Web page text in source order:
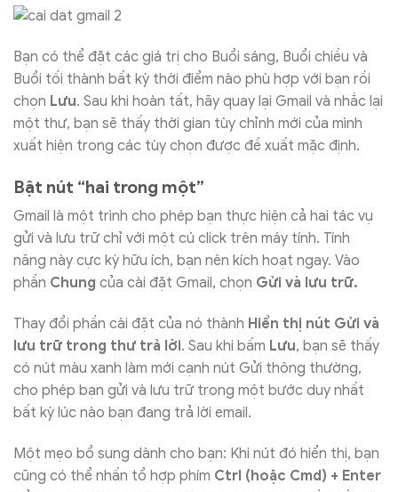
Bạn có thể đặt các giá trị cho Buổi sáng, Buổi chiều và
Buổi tối thành bất kỳ thời điểm nào phù hợp với bạn rồi
chọn Lưu. Sau khi hoàn tất, hãy quay lại Gmail và nhắc lại
một thư, bạn sẽ thấy thời gian tùy chỉnh mới của mình
xuất hiện trong các tùy chọn được đề xuất mặc định.
Bật nút “hai trong một”
Gmail là một trình cho phép bạn thực hiện cả hai tác vụ
gửi và lưu trữ chỉ với một cú click trên máy tính. Tính
năng này cực kỳ hữu ích, bạn nên kích hoạt ngay. Vào
phần Chung của cài đặt Gmail, chọn Gửi và lưu trữ.
Thay đổi phần cài đặt của nó thành Hiển thị nút Gửi và
lưu trữ trong thư trả lời. Sau khi bấm Lưu, bạn sẽ thấy
có nút màu xanh làm mới cạnh nút Gửi thông thường,
cho phép bạn gửi và lưu trữ trong một bước duy nhất
bất kỳ lúc nào bạn đang trả lời email.
Một mẹo bổ sung dành cho bạn: Khi nút đó hiển thị, bạn
cũng có thể nhấn tổ hợp phím Ctrl (hoặc Cmd) + Enter